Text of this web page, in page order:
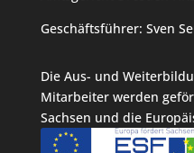
Geschäftsführer: Sven
Die Aus- und
Mitarbeiter werden
Sachsen und die